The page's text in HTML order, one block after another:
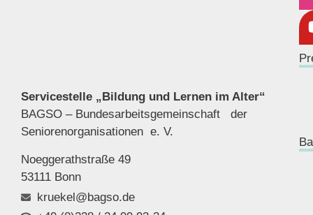
Servicestelle „Bildung und Lernen im Alter“
BAGSO – Bundesarbeitsgemeinschaft der
Seniorenorganisationen e. V.
Noeggerathstraße 49
53111 Bonn
kruekel@bagso.de